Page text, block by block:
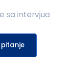
pitanje